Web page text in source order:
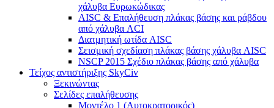
χάλυβα Ευρωκώδικας
AISC & Επαλήθευση πλάκας βάσης και ράβδου
από χάλυβα ACI
Διατμητική ωτίδα AISC
Σεισμική σχεδίαση πλάκας βάσης χάλυβα AISC
NSCP 2015 Σχέδιο πλάκας βάσης από χάλυβα
Τείχος αντιστήριξης SkyCiv
Ξεκινώντας
Σελίδες επαλήθευσης
Μοντέλο 1 (Αυτοκρατορικός)